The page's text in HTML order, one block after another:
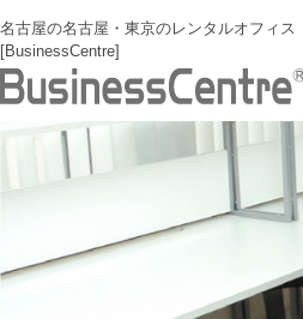
名古屋の名古屋・東京のレンタルオフィス
[BusinessCentre]